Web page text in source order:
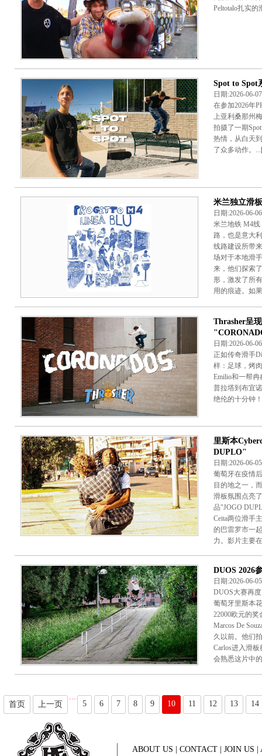
Peltotalo扎实
Spot to Spot
日期:2026-
在参加2026年
上亚利桑那州
拍摄了一期
热情，从白天
了众多动作。...
米兰独立滑
日期:2026-
米兰地铁 ‌M4
路，也是意大
线路建设所带
场对于本地滑
来，他们探索
形，激发了所
用的痕迹。如
Thrasher呈
日期:2026-
正如传奇滑手
样：足球，烤
Emilio和一帮
普拉塔到布宜
绝伦的十分钟
里斯本
DUPLO"
日期:2026-
葡萄牙在疫情
目的地之一，
滑板氛围点亮
品"JOGO
Ceita两位滑手
的巴雷罗市一
力。影片主要
DUOS 2026
日期:2026-
DUOS大赛再
葡萄牙里斯本
22000欧元的奖
Marcos De
久以前。他们
Carlos进入滑
会熟悉这片中
首页 上一页
··· 5 6 7 8 9 10 11 12 13 14
ABOUT US CONTACT JOIN US